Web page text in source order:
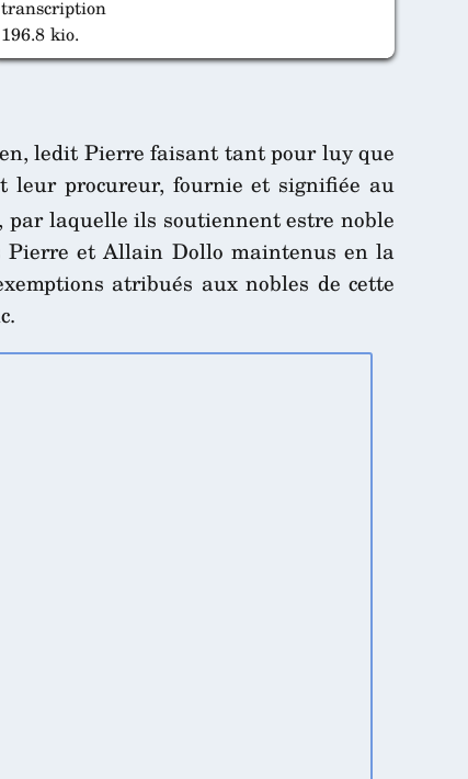
transcription
196.8 kio.
ledit Pierre faisant tant pour luy que
procureur, fournie et signifiée au
laquelle ils soutiennent estre noble
Pierre et Allain Dollo maintenus en la
atribués aux nobles de cette